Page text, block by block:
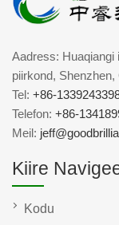
Aadress: Huaqiangi
piirkond,
Tel: +86-
Telefon: +86-
Meil:
Kiire
Kodu